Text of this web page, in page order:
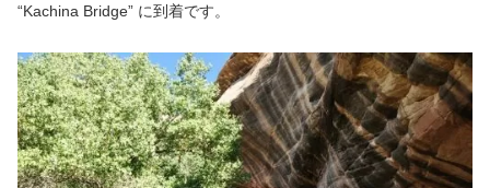
“Kachina Bridge” に到着です。